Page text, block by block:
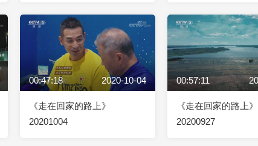
00:47:18 2020-10-04
《走在回家的路上》
20201004
00:57:11
《走在回家的路上》
20200927